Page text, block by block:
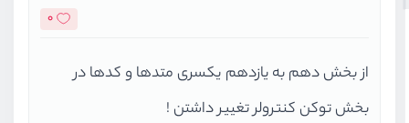
0
از بخش دهم به یازدهم یکسری متدها و کدها در
بخش توکن کنترولر تغییر داشتن !